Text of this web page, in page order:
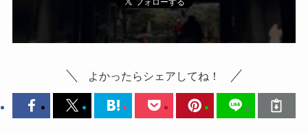
よかったらシェアしてね！